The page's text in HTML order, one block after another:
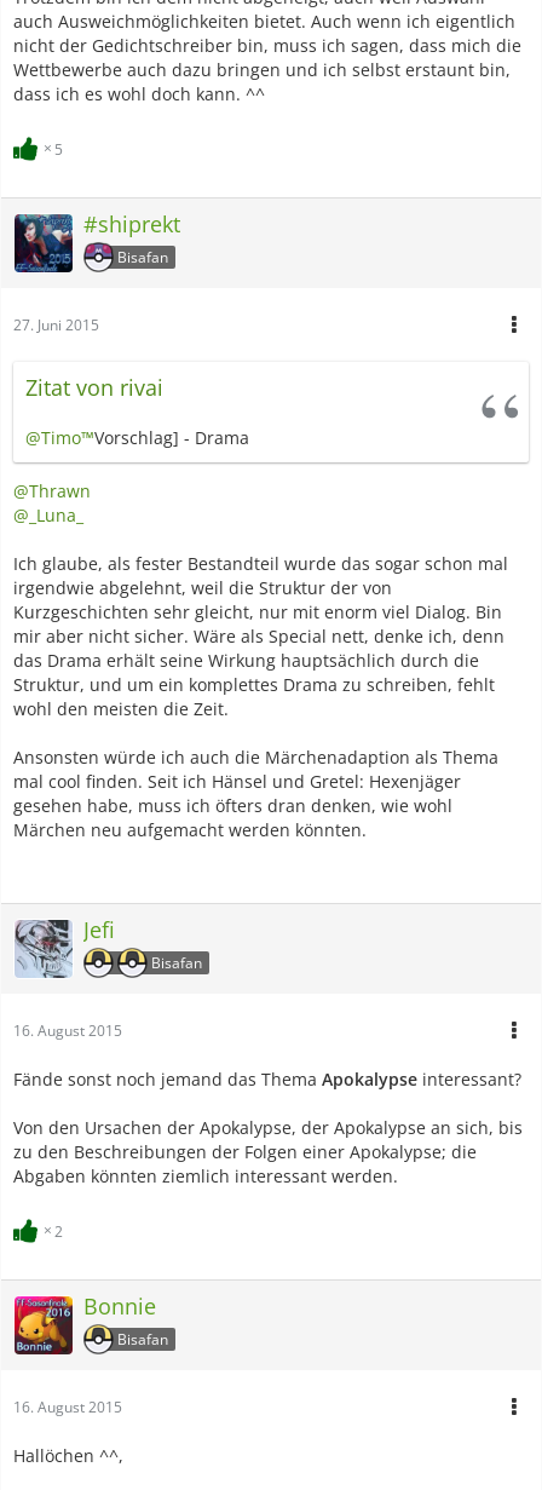
auch Ausweichmöglichkeiten bietet. Auch wenn ich eigentlich
nicht der Gedichtschreiber bin, muss ich sagen, dass mich die
Wettbewerbe auch dazu bringen und ich selbst erstaunt bin,
dass ich es wohl doch kann. ^^
5
#shiprekt
Bisafan
27. Juni 2015
Zitat von rivai
@Timo™Vorschlag] - Drama
@Thrawn
@_Luna_
Ich glaube, als fester Bestandteil wurde das sogar schon mal
irgendwie abgelehnt, weil die Struktur der von
Kurzgeschichten sehr gleicht, nur mit enorm viel Dialog. Bin
mir aber nicht sicher. Wäre als Special nett, denke ich, denn
das Drama erhält seine Wirkung hauptsächlich durch die
Struktur, und um ein komplettes Drama zu schreiben, fehlt
wohl den meisten die Zeit.
Ansonsten würde ich auch die Märchenadaption als Thema
mal cool finden. Seit ich Hänsel und Gretel: Hexenjäger
gesehen habe, muss ich öfters dran denken, wie wohl
Märchen neu aufgemacht werden könnten.
Jefi
Bisafan
16. August 2015
Fände sonst noch jemand das Thema Apokalypse interessant?
Von den Ursachen der Apokalypse, der Apokalypse an sich, bis
zu den Beschreibungen der Folgen einer Apokalypse; die
Abgaben könnten ziemlich interessant werden.
2
Bonnie
Bisafan
16. August 2015
Hallöchen ^^,